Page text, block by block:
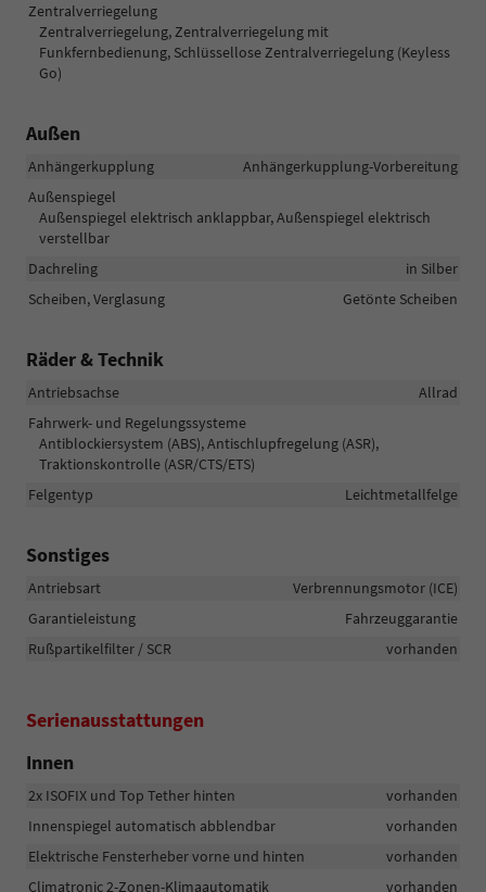
Zentralverriegelung
Zentralverriegelung, Zentralverriegelung mit
Funkfernbedienung, Schlüssellose Zentralverriegelung (Keyless
Go)
Außen
Anhängerkupplung
Anhängerkupplung-Vorbereitung
Außenspiegel
Außenspiegel elektrisch anklappbar, Außenspiegel elektrisch
verstellbar
Dachreling
in Silber
Scheiben, Verglasung
Getönte Scheiben
Räder & Technik
Antriebsachse
Allrad
Fahrwerk- und Regelungssysteme
Antiblockiersystem (ABS), Antischlupfregelung (ASR),
Traktionskontrolle (ASR/CTS/ETS)
Felgentyp
Leichtmetallfelge
Sonstiges
Antriebsart
Verbrennungsmotor (ICE)
Garantieleistung
Fahrzeuggarantie
Rußpartikelfilter / SCR
vorhanden
Serienausstattungen
Innen
2x ISOFIX und Top Tether hinten
vorhanden
Innenspiegel automatisch abblendbar
vorhanden
Elektrische Fensterheber vorne und hinten
vorhanden
Climatronic 2-Zonen-Klimaautomatik
vorhanden